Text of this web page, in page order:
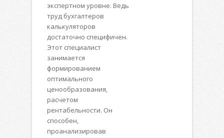
экспертном уровне. Ведь
труд бухгалтеров
калькуляторов
достаточно специфичен.
Этот специалист
занимается
формированием
оптимального
ценообразования,
расчетом
рентабельности. Он
способен,
проанализировав